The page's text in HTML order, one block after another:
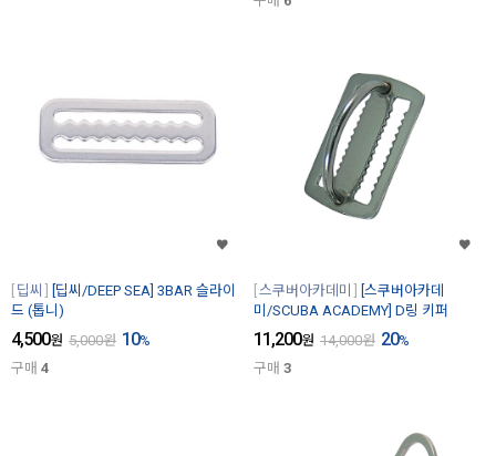
딥씨
[딥씨/DEEP SEA] 3BAR 슬라이
드 (톱니)
4,500원 5,000원 10%
구매 4
스쿠버아카데미
[스쿠버아카데
미/SCUBA ACADEMY] D링 키퍼
11,200원 14,000원 20%
구매 3